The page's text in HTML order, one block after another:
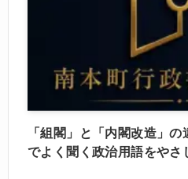
「組閣」と「内閣改造」
でよく聞く政治用語をやさ